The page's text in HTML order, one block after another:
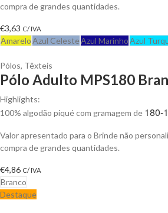
compra de grandes quantidades.
€3,63 C/ IVA
AmareloAzul CelesteAzul MarinhoAzul
Pólos, Têxteis
Pólo Adulto MPS180
Highlights:
100% algodão piqué com gramagem de 180-
Valor apresentado para o Brinde não
compra de grandes quantidades.
€4,86 C/ IVA
Branco
Destaque